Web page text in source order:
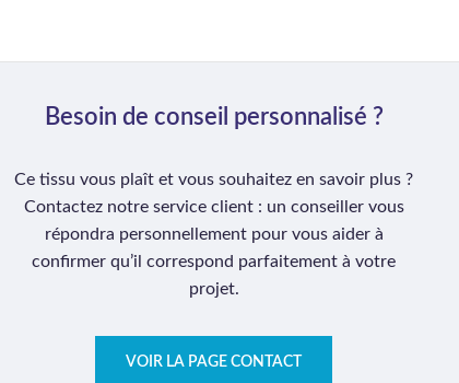
Besoin de conseil personnalisé ?
Ce tissu vous plaît et vous souhaitez en savoir plus ?
Contactez notre service client : un conseiller vous
répondra personnellement pour vous aider à
confirmer qu’il correspond parfaitement à votre
projet.
VOIR LA PAGE CONTACT